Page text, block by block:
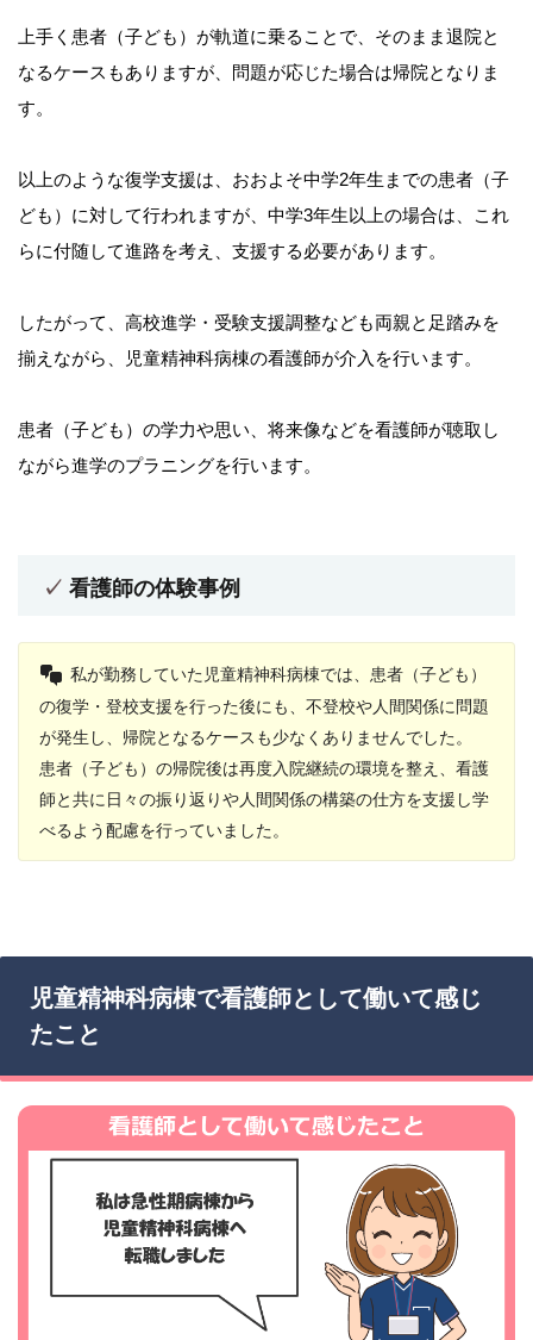
上手く患者（子ども）が軌道に乗ることで、そのまま退院と
なるケースもありますが、問題が応じた場合は帰院となりま
す。
以上のような復学支援は、おおよそ中学2年生までの患者（子
ども）に対して行われますが、中学3年生以上の場合は、これ
らに付随して進路を考え、支援する必要があります。
したがって、高校進学・受験支援調整なども両親と足踏みを
揃えながら、児童精神科病棟の看護師が介入を行います。
患者（子ども）の学力や思い、将来像などを看護師が聴取し
ながら進学のプラニングを行います。
看護師の体験事例
私が勤務していた児童精神科病棟では、患者（子ども）
の復学・登校支援を行った後にも、不登校や人間関係に問題
が発生し、帰院となるケースも少なくありませんでした。
患者（子ども）の帰院後は再度入院継続の環境を整え、看護
師と共に日々の振り返りや人間関係の構築の仕方を支援し学
べるよう配慮を行っていました。
児童精神科病棟で看護師として働いて感じ
たこと